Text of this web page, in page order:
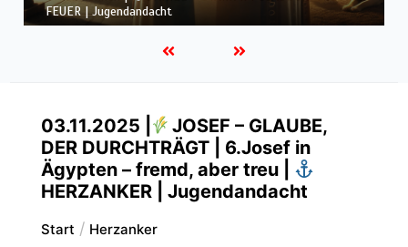
IM GLAUBEN. TREU IM FEUER | Jugendandacht
03.11.2025 |
JOSEF – GLAUBE,
DER DURCHTRÄGT | 6.Josef in
Ägypten – fremd, aber treu |
HERZANKER | Jugendandacht
Start Herzanker